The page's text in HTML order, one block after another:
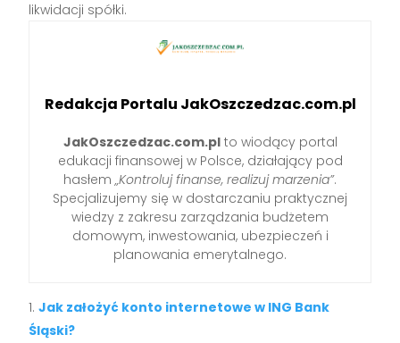
likwidacji spółki.
Redakcja Portalu JakOszczedzac.com.pl
JakOszczedzac.com.plto wiodący portal
edukacji finansowej w Polsce, działający pod
hasłem „Kontroluj finanse, realizuj marzenia”.
Specjalizujemy się w dostarczaniu praktycznej
wiedzy z zakresu zarządzania budżetem
domowym, inwestowania, ubezpieczeń i
planowania emerytalnego.
Jak założyć konto internetowe w ING Bank
Śląski?